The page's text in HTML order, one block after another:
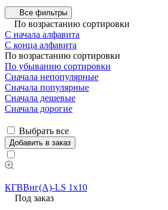
Все фильтры
По возрастанию сортировки
С начала алфавита
С конца алфавита
По возрастанию сортировки
По убыванию сортировки
Сначала непопулярные
Сначала популярные
Сначала дешевые
Сначала дорогие
Выбрать все
Добавить в заказ
КГВВнг(А)-LS 1х10
Под заказ